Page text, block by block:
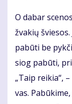
O da­bar
žva­kių
pa­bū­ti be
siog pa­bū­ti,
„Taip rei­kia“,
vas.